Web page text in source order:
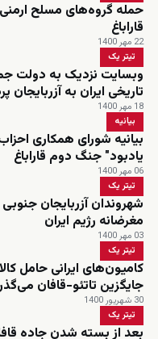
حمله گروه‌های مسلح ارمنی
قاراباغ
22 مهر 1400
تیتر یک
وبسایت نزدیک به دولت
تاریخی ایران به آزربایجان
18 مهر 1400
بیانیه
بیانیه شورای همکاری
یادبود" جنگ دوم قاراباغ
06 مهر 1400
تیتر یک
شهروندان آزربایجان
مغرضانه رژیم ایران
03 مهر 1400
تیتر یک
کامیون‌های ایرانی حامل
جایگزین تاتئو-قافان
30 شهریور 1400
تیتر یک
بعد از بسته شدن جاده